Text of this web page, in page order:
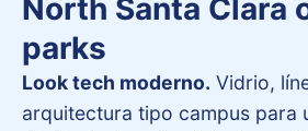
North Santa Clara
parks
Look tech moderno. Vidrio,
arquitectura tipo campus para